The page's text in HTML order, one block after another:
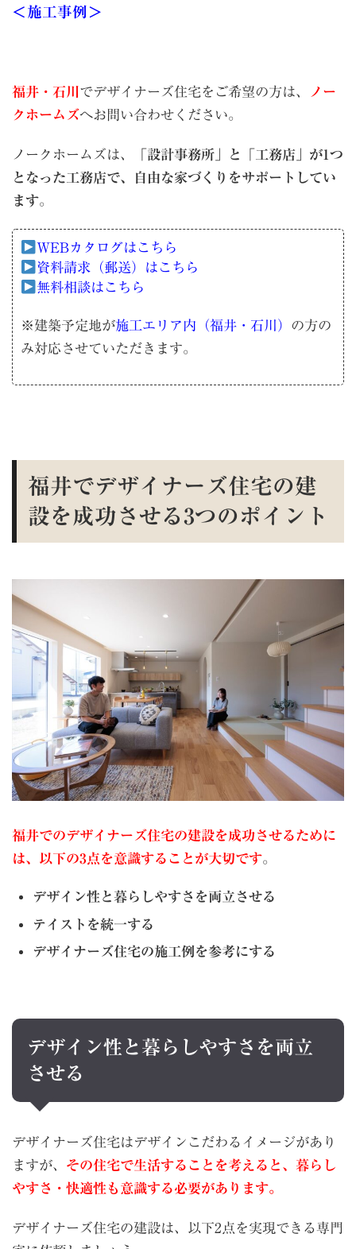
＜施工事例＞
福井・石川 でデザイナーズ住宅をご希望の方は、
ノー
クホームズへお問い合わせください。
ノークホームズは、
「設計事務所」と「工務店」が1つ
となった工務店で、自由な家づくりをサポートしてい
ます。
WEBカタログはこちら
資料請求（郵送）はこちら
無料相談はこちら
※建築予定地が施工エリア内（福井・石川） の方の
み対応させていただきます。
福井でデザイナーズ住宅の建
設を成功させる3つのポイント
福井でのデザイナーズ住宅の建設を成功させるために
は、以下の3点を意識することが大切です。
デザイン性と暮らしやすさを両立させる
テイストを統一する
デザイナーズ住宅の施工例を参考にする
デザイン性と暮らしやすさを両立
させる
デザイナーズ住宅はデザインこだわるイメージがあり
ますが、 その住宅で生活することを考えると、暮らし
やすさ・快適性も意識する必要があります。
デザイナーズ住宅の建設は、以下2点を実現できる専門